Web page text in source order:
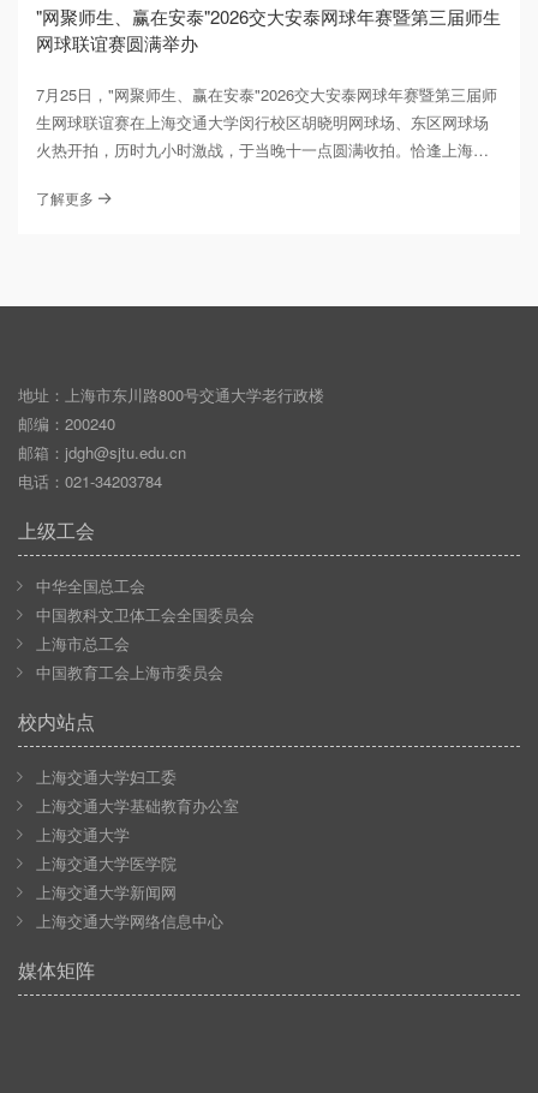
"网聚师生、赢在安泰"2026交大安泰网球年赛暨第三届师生
网球联谊赛圆满举办
7月25日，"网聚师生、赢在安泰"2026交大安泰网球年赛暨第三届师
生网球联谊赛在上海交通大学闵行校区胡晓明网球场、东区网球场
火热开拍，历时九小时激战，于当晚十一点圆满收拍。恰逢上海交
是安泰师生校友向母校130华诞献上的深情贺礼。
了解更多
地址：上海市东川路800号交通大学老行政楼
邮编：200240
邮箱： jdgh@sjtu.edu.cn
电话：021-34203784
上级工会
中华全国总工会
中国教科文卫体工会全国委员会
上海市总工会
中国教育工会上海市委员会
校内站点
上海交通大学妇工委
上海交通大学基础教育办公室
上海交通大学
上海交通大学医学院
上海交通大学新闻网
上海交通大学网络信息中心
媒体矩阵